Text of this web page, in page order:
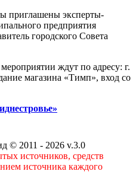
приглашены эксперты-
предприятия
городского Совета
ждут по адресу: г.
магазина «Тимп», вход со
© 2011 - 2026 v.3.0
источников, средств
источника каждого